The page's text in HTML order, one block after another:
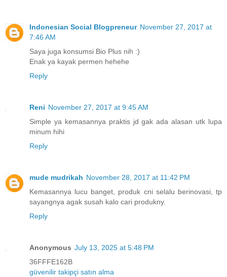
Indonesian Social Blogpreneur November 27, 2017 at
7:46 AM
Saya juga konsumsi Bio Plus nih :)
Enak ya kayak permen hehehe
Reply
Reni November 27, 2017 at 9:45 AM
Simple ya kemasannya praktis jd gak ada alasan utk lupa
minum hihi
Reply
mude mudrikah November 28, 2017 at 11:42 PM
Kemasannya lucu banget, produk cni selalu berinovasi, tp
sayangnya agak susah kalo cari produkny.
Reply
Anonymous July 13, 2025 at 5:48 PM
36FFFE162B
güvenilir takipçi satın alma